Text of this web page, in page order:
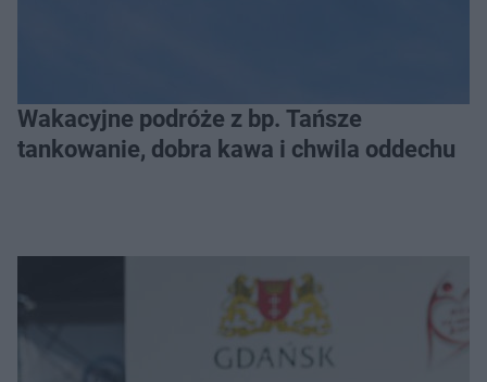
Wakacyjne podróże z bp. Tańsze
tankowanie, dobra kawa i chwila oddechu